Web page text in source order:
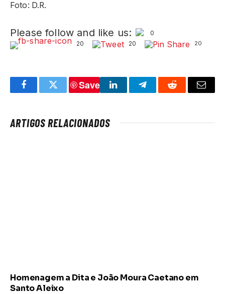
Foto: D.R.
Please follow and like us:
0
20
20 20
FacebookTwitter
Save
LinkedInTelegramReddit Email
ARTIGOS RELACIONADOS
Homenagem a Dita e João Moura Caetano em
Santo Aleixo